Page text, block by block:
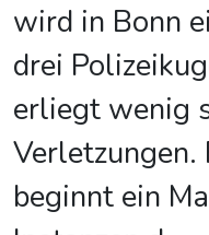
wird in Bonn
drei
erliegt wenig
Verletzungen.
beginnt ein